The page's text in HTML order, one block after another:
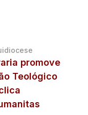
promove
Teológico